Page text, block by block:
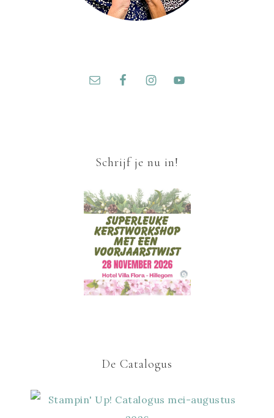
Schrijf je nu in!
De Catalogus